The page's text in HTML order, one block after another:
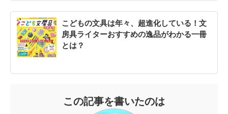
こどもの文具は年々、超進化している！文
房具ライターおすすめの逸品がわかる一冊
とは？
この記事を書いたのは